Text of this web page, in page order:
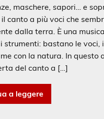
maschere, sapori… e
il canto a più voci che
dalla terra. È una
strumenti: bastano le voci,
con la natura. In questo
del canto a […]
a leggere